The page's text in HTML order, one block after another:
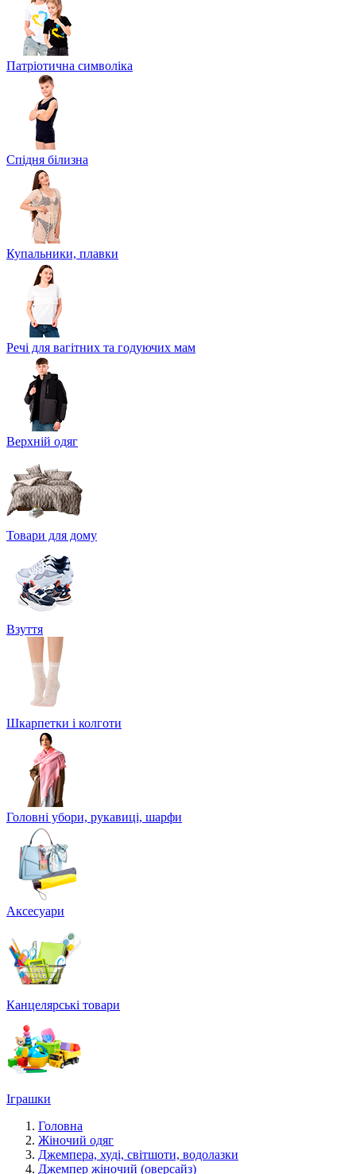
Патріотична символіка
Спідня білизна
Купальники, плавки
Речі для вагітних та годуючих мам
Верхній одяг
Товари для дому
Взуття
Шкарпетки і колготи
Головні убори, рукавиці, шарфи
Аксесуари
Канцелярські товари
Іграшки
Головна
Жіночий одяг
Джемпера, худі, світшоти, водолазки
Джемпер жіночий (оверсайз)